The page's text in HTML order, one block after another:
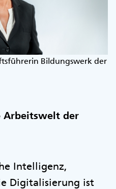
Bildungswerk der
der
Intelligenz,
Digitalisierung ist